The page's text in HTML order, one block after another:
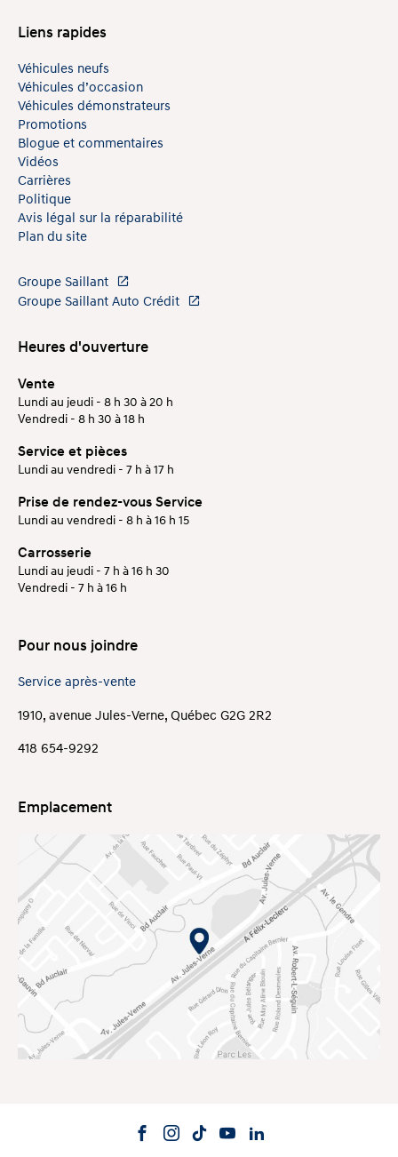
Liens rapides
Véhicules neufs
Véhicules d’occasion
Véhicules démonstrateurs
Promotions
Blogue et commentaires
Vidéos
Carrières
Politique
Avis légal sur la réparabilité
Plan du site
Groupe Saillant
Groupe Saillant Auto Crédit
Heures d'ouverture
Vente
Lundi au jeudi - 8 h 30 à 20 h
Vendredi - 8 h 30 à 18 h
Service et pièces
Lundi au vendredi - 7 h à 17 h
Prise de rendez-vous Service
Lundi au vendredi - 8 h à 16 h 15
Carrosserie
Lundi au jeudi - 7 h à 16 h 30
Vendredi - 7 h à 16 h
Pour nous joindre
Service après-vente
1910, avenue Jules-Verne, Québec G2G 2R2
418 654-9292
Emplacement